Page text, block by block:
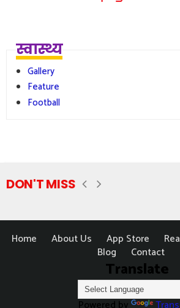
स्वास्थ्य
Gallery
Feature
Football
DON'T MISS
Home About Us App Store
Blog
Contact
Translate